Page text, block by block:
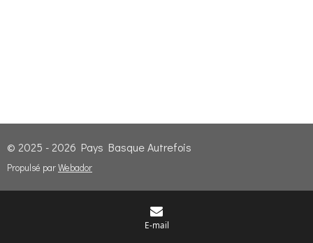
© 2025 - 2026 Pays Basque Autrefois
Propulsé parWebador
E-mail